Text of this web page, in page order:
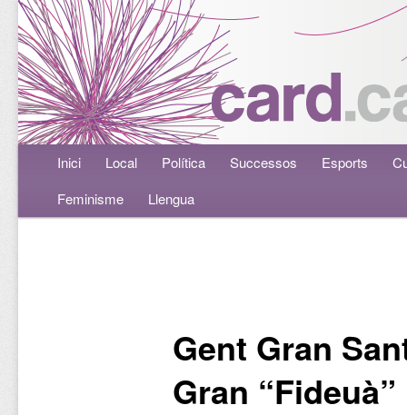
Menú principalAneu al contingut principal
Aneu al contingut secundari
Inici Local Política Successos Esports
Feminisme
Llengua
Gent Gran
Gran “Fideuà”